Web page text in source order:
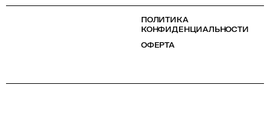
ПОЛИТИКА
КОНФИДЕНЦИАЛЬНОСТИ
ОФЕРТА